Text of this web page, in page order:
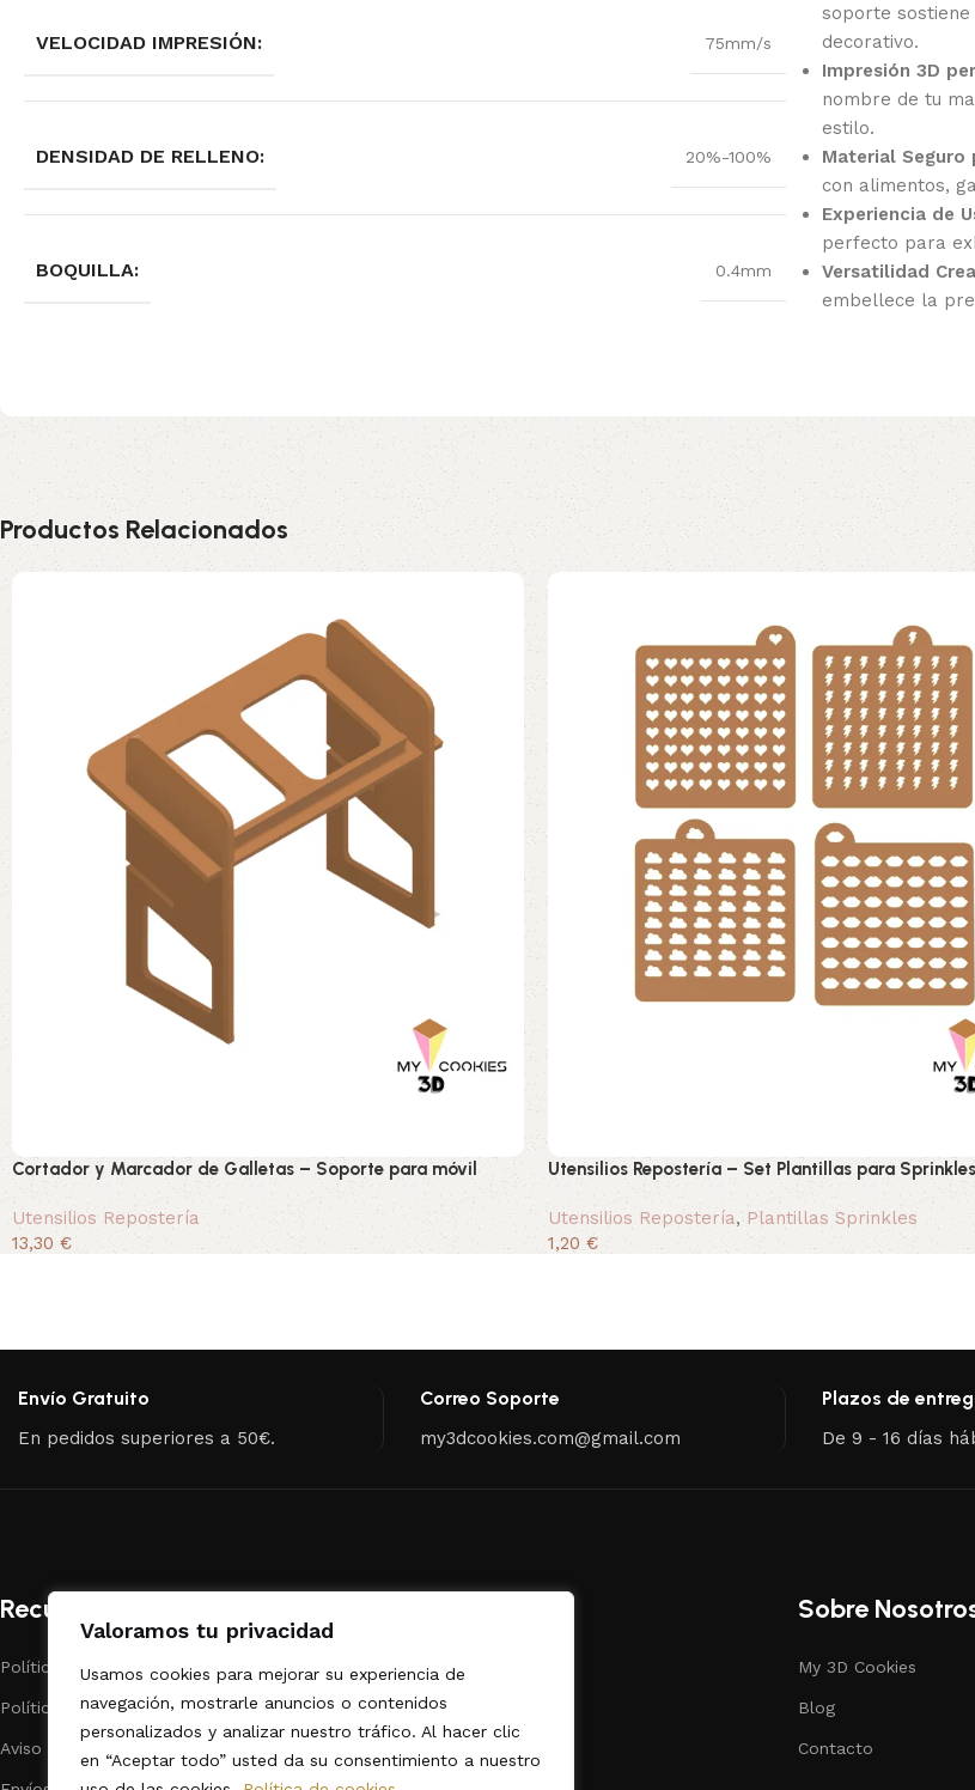
Valoramos tu privacidad
Usamos cookies para mejorar su experiencia de
navegación, mostrarle anuncios o contenidos
personalizados y analizar nuestro tráfico. Al hacer clic
en “Aceptar todo” usted da su consentimiento a nuestro
VELOCIDAD IMPRESIÓN: 75mm/s
DENSIDAD DE RELLENO: 20%-100%
BOQUILLA: 0.4mm
soporte
decorativo.
Impresión 3D
nombre de tu
estilo.
Material Seguro
con alimentos,
Experiencia de
perfecto para
Versatilidad
embellece la
Productos Relacionados
Cortador y Marcador de Galletas – Soporte para móvil
Utensilios Repostería
13,30 €
Utensilios Repostería – Set Plantillas para
Utensilios Repostería, Plantillas Sprinkles
1,20 €
Envío Gratuito
En pedidos superiores a 50€.
Correo Soporte
my3dcookies.com@gmail.com
Plazos de
De 9 - 16 días
Recursos
Políticas de Privacidad
Políticas de cookies
Aviso legal
Repostería
Dibujos Animados
Sobre
My 3D Cookies
Blog
Contacto